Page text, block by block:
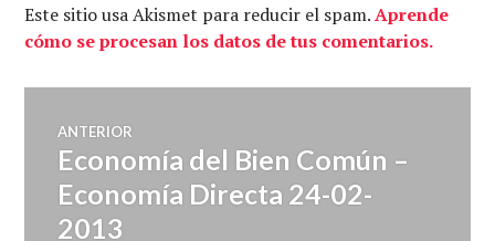
Este sitio usa Akismet para reducir el spam.Aprende
cómo se procesan los datos de tus comentarios.
Navegación
de
ANTERIOR
Entrada
anterior:
Economía del Bien Común –
Economía Directa 24-02-
2013